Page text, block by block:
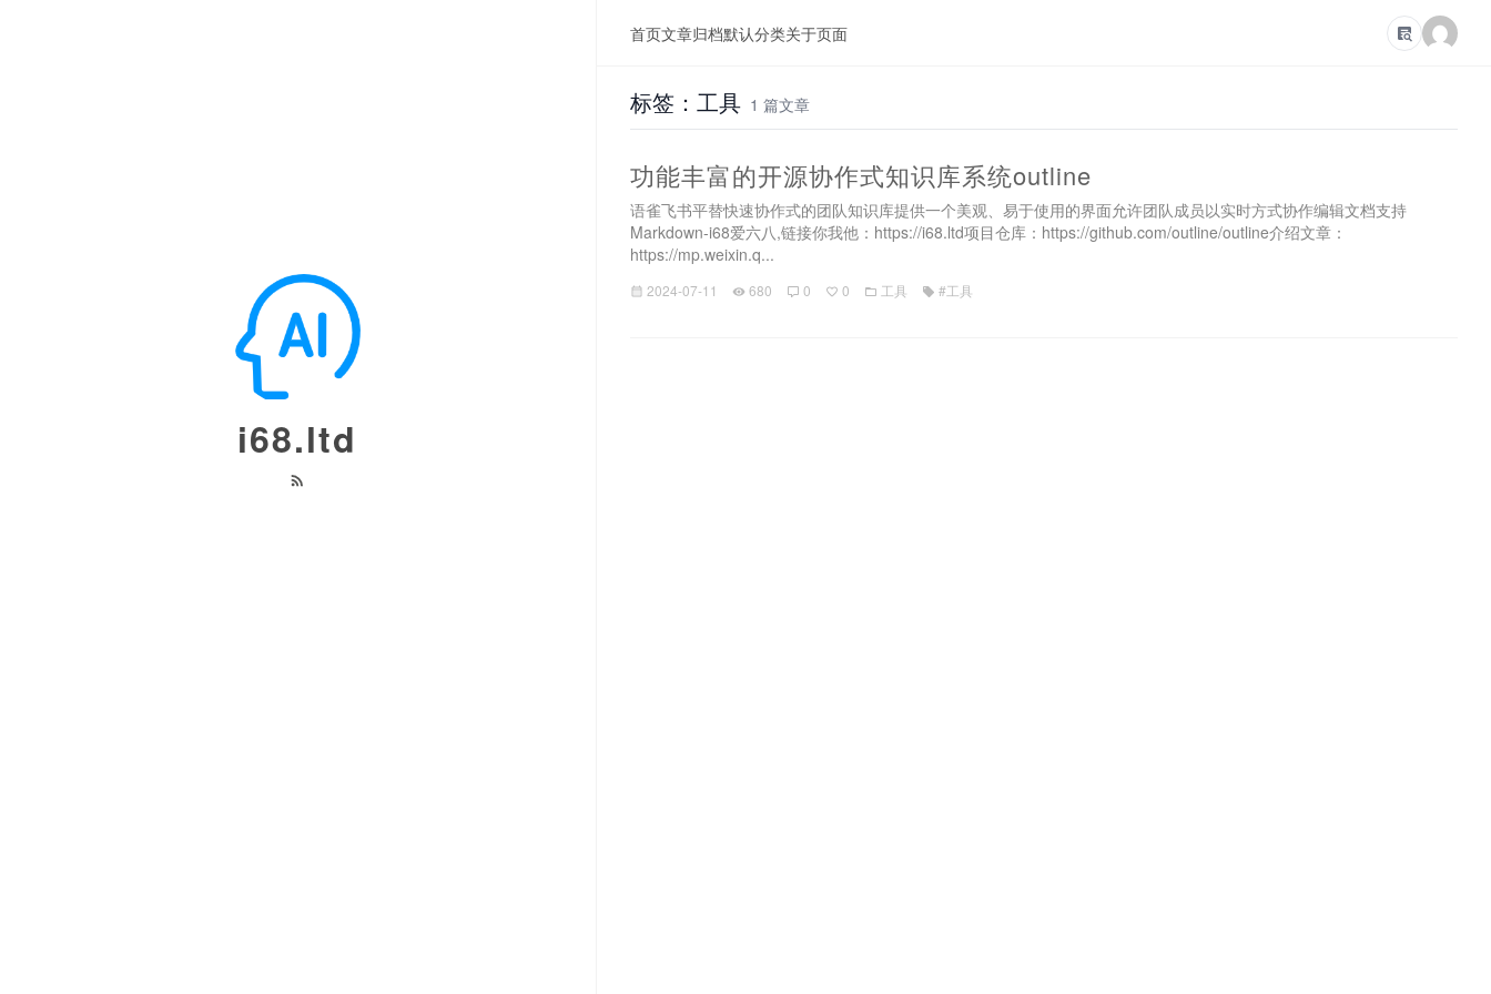
i68.ltd
首页文章归档默认分类关于页面
标签：工具 1 篇文章
功能丰富的开源协作式知识库系统outline
语雀飞书平替快速协作式的团队知识库提供一个美观、易于使用的界面允许团队成员以实时方式协作编辑文档支持
Markdown-i68爱六八,链接你我他：https://i68.ltd项目仓库：https://github.com/outline/outline介绍文章：
https://mp.weixin.q...
2024-07-11 680 0 0 工具 #工具